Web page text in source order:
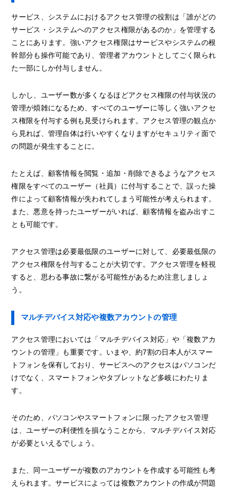
サービス、システムにおけるアクセス管理の役割は「誰がどの
サービス・システムへのアクセス権限があるのか」を管理する
ことにあります。強いアクセス権限はサービスやシステムの根
幹部分も操作可能であり、管理者アカウントとしてごく限られ
た一部にしか付与しません。
しかし、ユーザー数が多くなるほどアクセス権限の付与状況の
管理が煩雑になるため、すべてのユーザーに等しく強いアクセ
ス権限を付与する例も見受けられます。アクセス管理の観点か
ら見れば、管理自体は行いやすくなりますがセキュリティ面で
の問題が発生することに。
たとえば、顧客情報を閲覧・追加・削除できるようなアクセス
権限をすべてのユーザー（社員）に付与することで、誤った操
作によって顧客情報が失われてしまう可能性が考えられます。
また、悪意を持ったユーザーがいれば、顧客情報を盗み出すこ
とも可能です。
アクセス管理は必要最低限のユーザーに対して、必要最低限の
アクセス権限を付与することが大切です。アクセス管理を軽視
すると、思わる事故に繋がる可能性があるため注意しましょ
う。
マルチデバイス対応や複数アカウントの管理
アクセス管理においては「マルチデバイス対応」や「複数アカ
ウントの管理」も重要です。いまや、約7割の日本人がスマー
トフォンを保有しており、サービスへのアクセスはパソコンだ
けでなく、スマートフォンやタブレットなど多岐にわたりま
す。
そのため、パソコンやスマートフォンに限ったアクセス管理
は、ユーザーの利便性を損なうことから、マルチデバイス対応
が必要といえるでしょう。
また、同一ユーザーが複数のアカウントを作成する可能性も考
えられます。サービスによっては複数アカウントの作成が問題